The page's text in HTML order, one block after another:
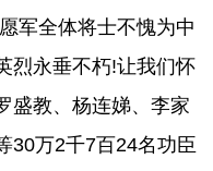
军全体将士不愧为中
烈永垂不朽!让我们怀
盛教、杨连娣、李家
30万2千7百24名功臣